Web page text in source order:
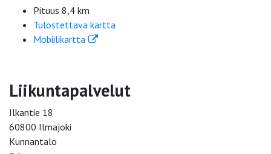
Pituus 8,4 km
Tulostettava kartta
Mobiilikartta
Liikuntapalvelut
Ilkantie 18
60800 Ilmajoki
Kunnantalo